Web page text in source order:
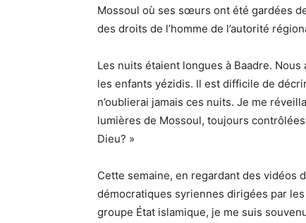
Mossoul où ses sœurs ont été gardées
des droits de l’homme de l’autorité
Les nuits étaient longues à Baadre.
les enfants yézidis. Il est difficile de
n’oublierai jamais ces nuits. Je me
lumières de Mossoul, toujours
Dieu? »
Cette semaine, en regardant des vidéos
démocratiques syriennes dirigées par
groupe État islamique, je me suis